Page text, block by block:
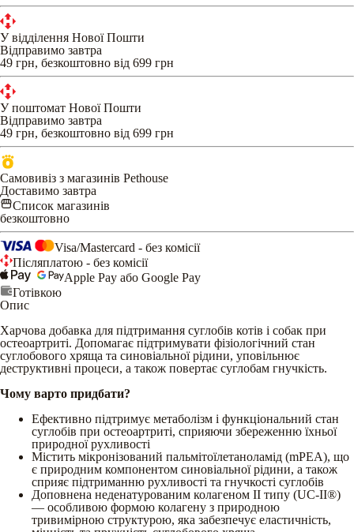
У відділення Нової Пошти
Відправимо завтра
49 грн, безкоштовно від 699 грн
У поштомат Нової Пошти
Відправимо завтра
49 грн, безкоштовно від 699 грн
Самовивіз з магазинів Pethouse
Доставимо завтра
Список магазинів
безкоштовно
Visa/Mastercard - без комісії
Післяплатою - без комісії
Apple Pay або Google Pay
Готівкою
Опис
Харчова добавка для підтримання суглобів котів і собак при
остеоартриті. Допомагає підтримувати фізіологічний стан
суглобового хряща та синовіальної рідини, уповільнює
деструктивні процеси, а також повертає суглобам гнучкість.
Чому варто придбати?
Ефективно підтримує метаболізм і функціональний стан
суглобів при остеоартриті, сприяючи збереженню їхньої
природної рухливості
Містить мікронізований пальмітоїлетаноламід (mPEA), що
є природним компонентом синовіальної рідини, а також
сприяє підтриманню рухливості та гнучкості суглобів
Доповнена неденатурованим колагеном II типу (UC-II®)
— особливою формою колагену з природною
тривимірною структурою, яка забезпечує еластичність,